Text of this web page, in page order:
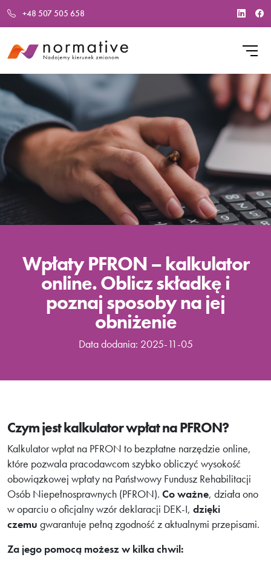
+48 507 505 658
Wpłaty PFRON – kalkulator
online. Oblicz składkę i
poznaj sposoby na jej
obniżenie
Data dodania: 2025-11-05
Czym jest kalkulator wpłat na PFRON?
Kalkulator wpłat na PFRON to bezpłatne narzędzie online,
które pozwala pracodawcom szybko obliczyć wysokość
obowiązkowej wpłaty na Państwowy Fundusz Rehabilitacji
Osób Niepełnosprawnych (PFRON). Co ważne, działa ono
w oparciu o oficjalny wzór deklaracji DEK-I, dzięki
czemu gwarantuje pełną zgodność z aktualnymi przepisami.
Za jego pomocą możesz w kilka chwil: